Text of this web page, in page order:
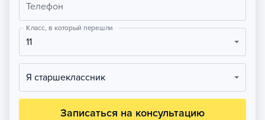
Телефон
Класс, в который перешли
11
Я старшеклассник
Записаться на консультацию